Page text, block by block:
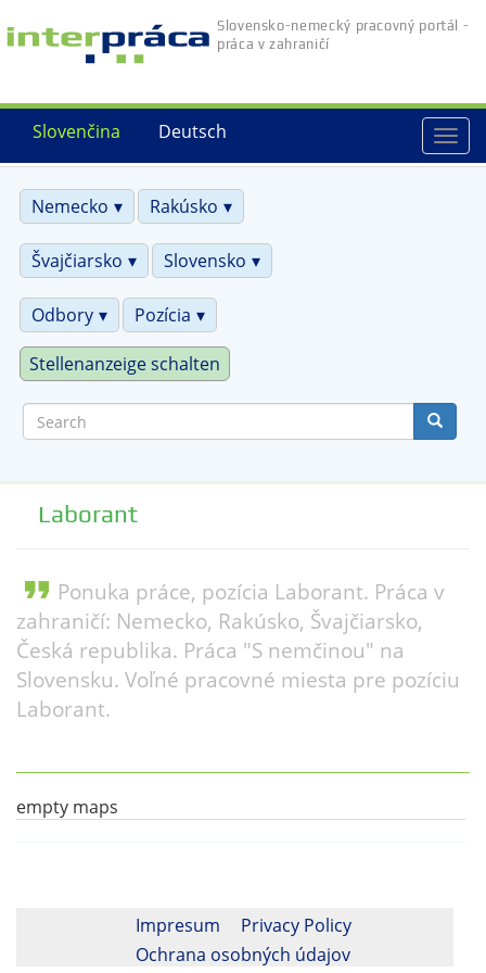
Skip
to
Deutsch
Slovenčina
Slovensko-nemecký pracovný portál -
práca v zahraničí
Nemecko
Rakúsko
Švajčiarsko Slovensko
Odbory Pozícia
Stellenanzeige schalten
Laborant
format_quote Ponuka práce, pozícia Laborant. Práca v
zahraničí: Nemecko, Rakúsko, Švajčiarsko,
Česká republika. Práca "S nemčinou" na
Slovensku. Voľné pracovné miesta pre pozíciu
Laborant.
empty maps
Impresum
Privacy Policy
Ochrana osobných údajov